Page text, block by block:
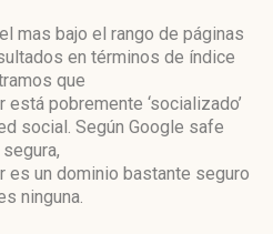
mas bajo el rango de páginas
en términos de índice
que
pobremente ‘socializado’
social. Según Google safe
es un dominio bastante seguro
ninguna.